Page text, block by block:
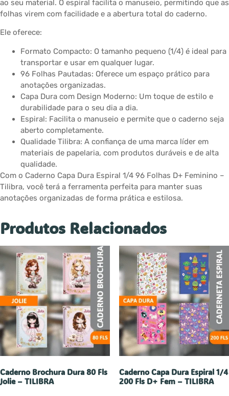
ao seu material. O espiral facilita o manuseio, permitindo que as
folhas virem com facilidade e a abertura total do caderno.
Ele oferece:
Formato Compacto: O tamanho pequeno (1/4) é ideal para
transportar e usar em qualquer lugar.
96 Folhas Pautadas: Oferece um espaço prático para
anotações organizadas.
Capa Dura com Design Moderno: Um toque de estilo e
durabilidade para o seu dia a dia.
Espiral: Facilita o manuseio e permite que o caderno seja
aberto completamente.
Qualidade Tilibra: A confiança de uma marca líder em
materiais de papelaria, com produtos duráveis e de alta
qualidade.
Com o Caderno Capa Dura Espiral 1/4 96 Folhas D+ Feminino –
Tilibra, você terá a ferramenta perfeita para manter suas
anotações organizadas de forma prática e estilosa.
Produtos Relacionados
Caderno Brochura Dura 80 Fls
Jolie – TILIBRA
Caderno Capa Dura Espiral 1/4
200 Fls D+ Fem – TILIBRA